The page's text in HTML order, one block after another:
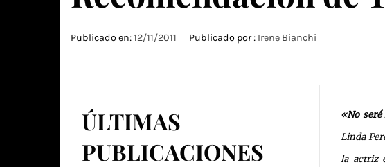
Publicado en:12/11/2011 Publicado por : Irene Bianchi
«No
Linda
la actriz
ÚLTIMAS
PUBLICACIONES